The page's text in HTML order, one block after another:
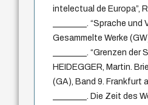
intelectual de Europa”,
________. “Sprache
Gesammelte Werke
________. “Grenzen
HEIDEGGER, Martin.
(GA), Band 9. Frankfurt
________. Die Zeit des